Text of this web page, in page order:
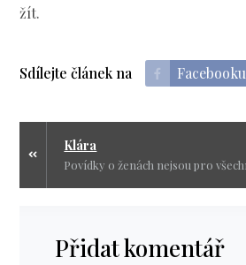
žít.
Sdílejte článek na Facebooku
Klára
Přidat komentář